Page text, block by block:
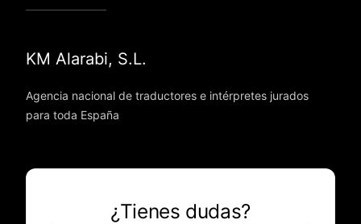
KM Alarabi, S.L.
Agencia nacional de traductores e intérpretes jurados
para toda España
¿Tienes dudas?